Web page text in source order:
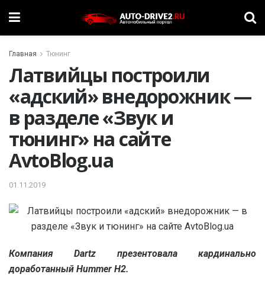
Главная Тюнинг
Латвийцы построили
«адский» внедорожник —
в разделе «Звук и
тюнинг» на сайте
AvtoBlog.ua
01.11.2019
Компания Dartz презентовала кардинально
доработанный Hummer H2.